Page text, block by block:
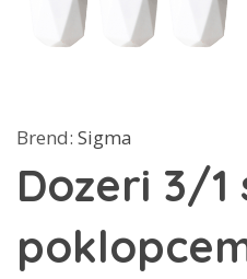
Brend: Sigma
Dozeri 3/1